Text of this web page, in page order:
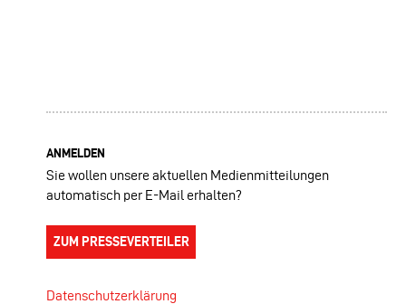
ANMELDEN
Sie wollen unsere aktuellen Medienmitteilungen
automatisch per E-Mail erhalten?
ZUM PRESSEVERTEILER
Datenschutzerklärung